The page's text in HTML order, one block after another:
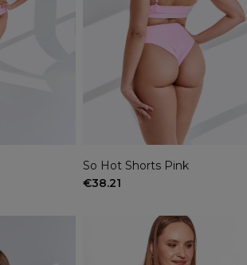
So Hot Shorts Pink
€38.21